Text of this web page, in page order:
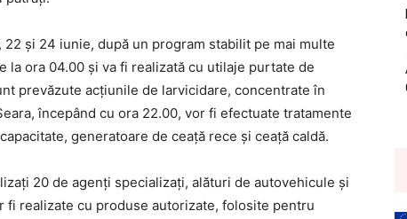
22 și 24 iunie, după un program stabilit pe mai multe
la ora 04.00 și va fi realizată cu utilaje purtate de
prevăzute acțiunile de larvicidare, concentrate în
începând cu ora 22.00, vor fi efectuate tratamente
generatoare de ceață rece și ceață caldă.
20 de agenți specializați, alături de autovehicule și
realizate cu produse autorizate, folosite pentru